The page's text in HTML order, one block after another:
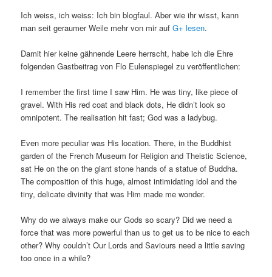
Ich weiss, ich weiss: Ich bin blogfaul. Aber wie ihr wisst, kann
man seit geraumer Weile mehr von mir aufG+ lesen.
Damit hier keine gähnende Leere herrscht, habe ich die Ehre
folgenden Gastbeitrag von Flo Eulenspiegel zu veröffentlichen:
I remember the first time I saw Him. He was tiny, like piece of
gravel. With His red coat and black dots, He didn’t look so
omnipotent. The realisation hit fast; God was a ladybug.
Even more peculiar was His location. There, in the Buddhist
garden of the French Museum for Religion and Theistic Science,
sat He on the on the giant stone hands of a statue of Buddha.
The composition of this huge, almost intimidating idol and the
tiny, delicate divinity that was Him made me wonder.
Why do we always make our Gods so scary? Did we need a
force that was more powerful than us to get us to be nice to each
other? Why couldn’t Our Lords and Saviours need a little saving
too once in a while?